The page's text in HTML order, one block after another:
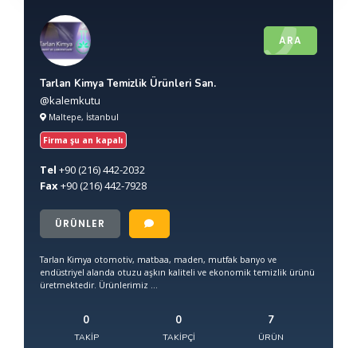
ARA
Tarlan Kimya Temizlik Ürünleri San.
@kalemkutu
Maltepe, İstanbul
Firma şu an kapalı
Tel +90(216) 442-2032
Fax+90(216) 442-7928
ÜRÜNLER
Tarlan Kimya otomotiv, matbaa, maden, mutfak banyo ve
endüstriyel alanda otuzu aşkın kaliteli ve ekonomik temizlik ürünü
üretmektedir. Ürünlerimiz ...
0
TAKIP
0
TAKIPÇI
7
ÜRÜN